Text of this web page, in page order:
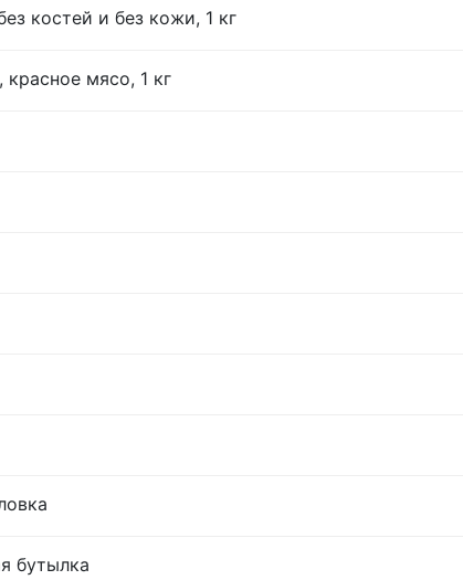
костей и без кожи, 1 кг
мясо, 1 кг
бутылка